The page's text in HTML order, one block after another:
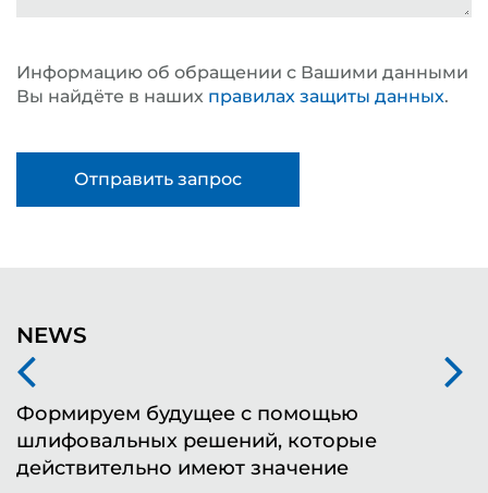
Информацию об обращении с Вашими данными
Вы найдёте в наших правилах защиты данных.
NEWS
Формируем будущее с помощью
шлифовальных решений, которые
действительно имеют значение